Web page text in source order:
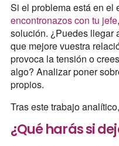
Si el problema está en el
encontronazos con tu jefe
solución. ¿Puedes llegar
que mejore vuestra
provoca la tensión o
algo? Analizar poner
propios.
Tras este trabajo
¿Qué harás si